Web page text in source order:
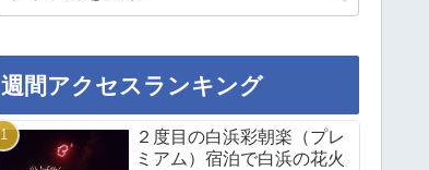
週間アクセスランキング
２度目の白浜彩朝楽（プレ
ミアム）宿泊で白浜の花火